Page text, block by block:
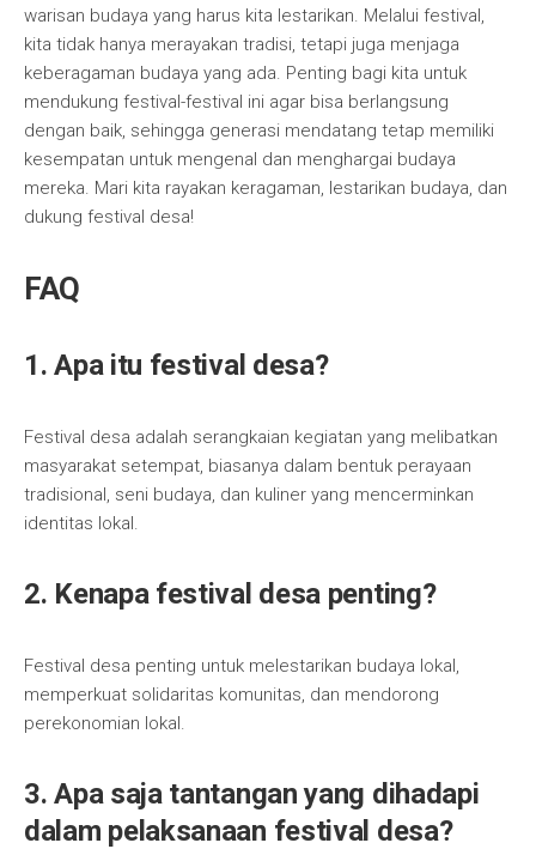
warisan budaya yang harus kita lestarikan. Melalui festival,
kita tidak hanya merayakan tradisi, tetapi juga menjaga
keberagaman budaya yang ada. Penting bagi kita untuk
mendukung festival-festival ini agar bisa berlangsung
dengan baik, sehingga generasi mendatang tetap memiliki
kesempatan untuk mengenal dan menghargai budaya
mereka. Mari kita rayakan keragaman, lestarikan budaya, dan
dukung festival desa!
FAQ
1. Apa itu festival desa?
Festival desa adalah serangkaian kegiatan yang melibatkan
masyarakat setempat, biasanya dalam bentuk perayaan
tradisional, seni budaya, dan kuliner yang mencerminkan
identitas lokal.
2. Kenapa festival desa penting?
Festival desa penting untuk melestarikan budaya lokal,
memperkuat solidaritas komunitas, dan mendorong
perekonomian lokal.
3. Apa saja tantangan yang dihadapi
dalam pelaksanaan festival desa?